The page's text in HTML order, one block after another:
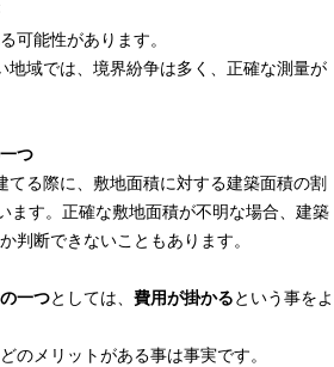
可能性があります。
地域では、境界紛争は多く、正確な測量が
つ
てる際に、敷地面積に対する建築面積の割
ます。正確な敷地面積が不明な場合、建築
判断できないこともあります。
一つとしては、 費用が掛かる という事をよ
のメリットがある事は事実です。